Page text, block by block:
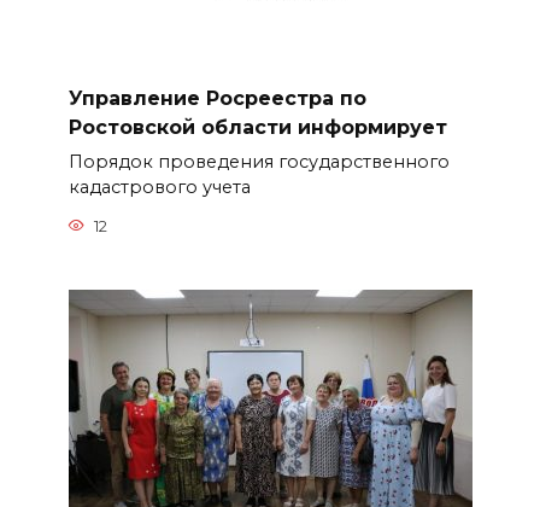
Управление Росреестра по
Ростовской области информирует
Порядок проведения государственного
кадастрового учета
12